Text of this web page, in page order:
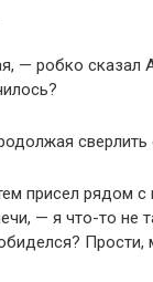
— робко сказал
сверлить
присел рядом с
— я что-то не
Прости,